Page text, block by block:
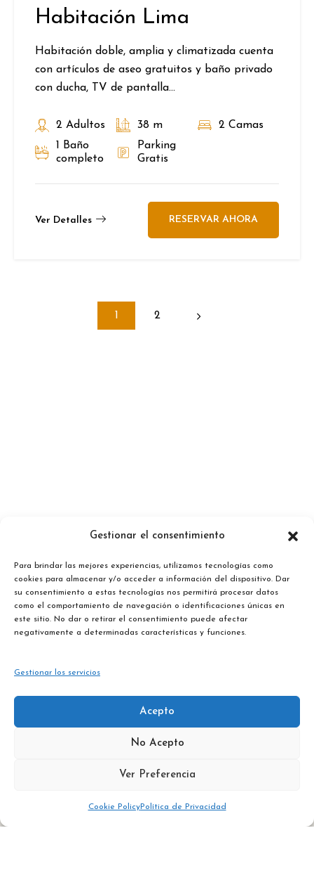
Gestionar el consentimiento
Para brindar las mejores experiencias, utilizamos tecnologías como
cookies para almacenar y/o acceder a información del dispositivo. Dar
su consentimiento a estas tecnologías nos permitirá procesar datos
como el comportamiento de navegación o identificaciones únicas en
este sitio. No dar o retirar el consentimiento puede afectar
negativamente a determinadas características y funciones.
Gestionar los servicios
Acepto
No Acepto
Ver Preferencia
Cookie PolicyPolítica de Privacidad
Habitación Lima
Habitación doble, amplia y climatizada cuenta
con artículos de aseo gratuitos y baño privado
con ducha, TV de pantalla...
2 Adultos 38 m
2 Camas
1 Baño
completo
Parking
Gratis
Ver Detalles RESERVAR AHORA
1 2
Barranco,
Lanzarote,
España
+34
83 00